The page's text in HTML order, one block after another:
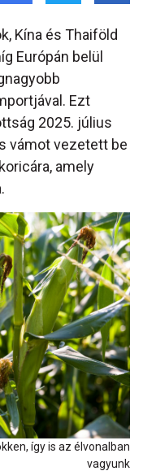
Kína és Thaiföld
Európán belül
Ezt
2025. július
vámot vezetett be
amely
így is az élvonalban
vagyunk